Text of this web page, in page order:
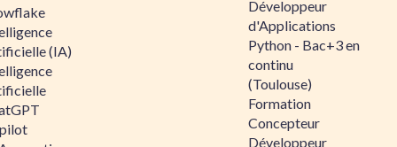
(IA)
Développeur
d'Applications
Python - Bac+3 en
continu
(Toulouse)
Formation
Concepteur
Développeur